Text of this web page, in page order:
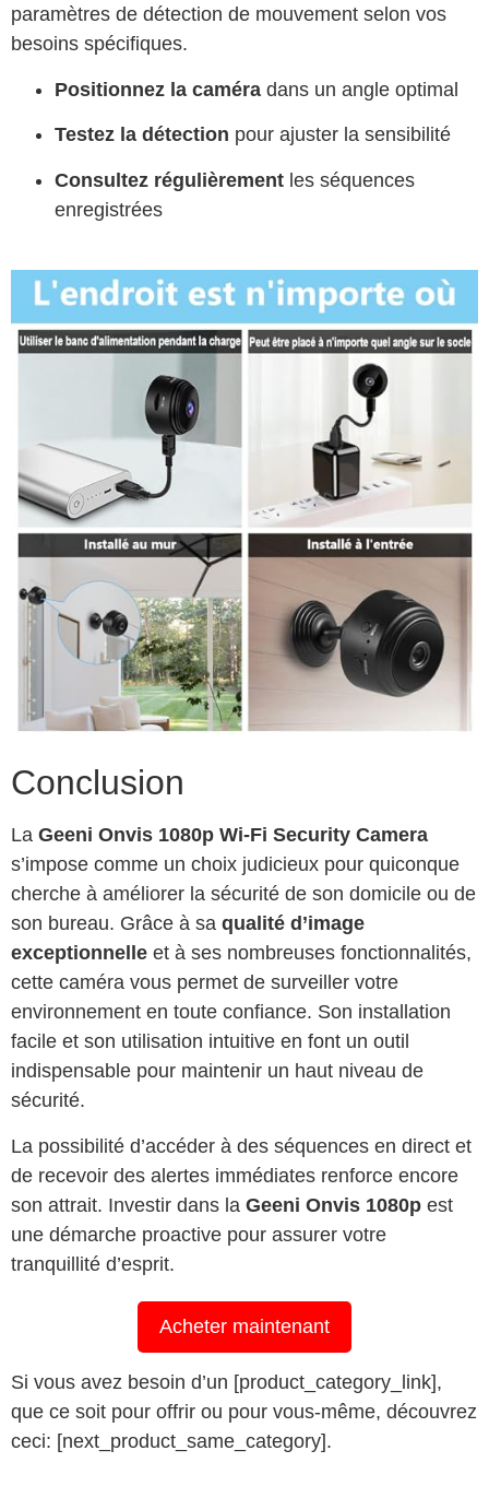
paramètres de détection de mouvement selon vos
besoins spécifiques.
Positionnez la caméra dans un angle optimal
Testez la détection pour ajuster la sensibilité
Consultez régulièrement les séquences
enregistrées
Conclusion
La Geeni Onvis 1080p Wi-Fi Security Camera
s’impose comme un choix judicieux pour quiconque
cherche à améliorer la sécurité de son domicile ou de
son bureau. Grâce à sa qualité d’image
exceptionnelle et à ses nombreuses fonctionnalités,
cette caméra vous permet de surveiller votre
environnement en toute confiance. Son installation
facile et son utilisation intuitive en font un outil
indispensable pour maintenir un haut niveau de
sécurité.
La possibilité d’accéder à des séquences en direct et
de recevoir des alertes immédiates renforce encore
son attrait. Investir dans la Geeni Onvis 1080p est
une démarche proactive pour assurer votre
tranquillité d’esprit.
Acheter maintenant
Si vous avez besoin d’un [product_category_link],
que ce soit pour offrir ou pour vous-même, découvrez
ceci: [next_product_same_category].